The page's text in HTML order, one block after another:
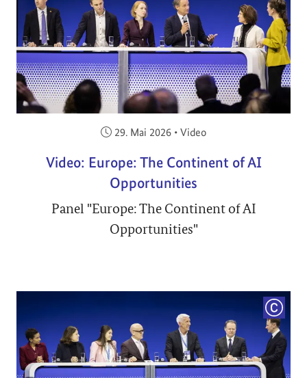
Veröffentlicht am:
29. Mai 2026 • Video
Video: Europe: The Continent of AI
Opportunities
Panel "Europe: The Continent of AI
Opportunities"